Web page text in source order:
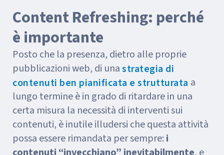
Content Refreshing: perché
è importante
Posto che la presenza, dietro alle proprie
pubblicazioni web, di unastrategia di
contenuti ben pianificata e strutturata a
lungo termine è in grado di ritardare in una
certa misura la necessità di interventi sui
contenuti, è inutile illudersi che questa attività
possa essere rimandata per sempre: i